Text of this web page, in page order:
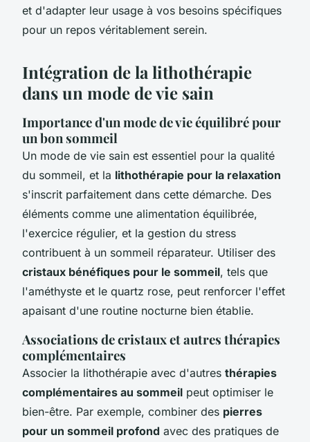
et d'adapter leur usage à vos besoins spécifiques
pour un repos véritablement serein.
Intégration de la lithothérapie
dans un mode de vie sain
Importance d'un mode de vie équilibré pour
un bon sommeil
Un mode de vie sain est essentiel pour la qualité
du sommeil, et la lithothérapie pour la relaxation
s'inscrit parfaitement dans cette démarche. Des
éléments comme une alimentation équilibrée,
l'exercice régulier, et la gestion du stress
contribuent à un sommeil réparateur. Utiliser des
cristaux bénéfiques pour le sommeil, tels que
l'améthyste et le quartz rose, peut renforcer l'effet
apaisant d'une routine nocturne bien établie.
Associations de cristaux et autres thérapies
complémentaires
Associer la lithothérapie avec d'autres thérapies
complémentaires au sommeil peut optimiser le
bien-être. Par exemple, combiner des pierres
pour un sommeil profond avec des pratiques de